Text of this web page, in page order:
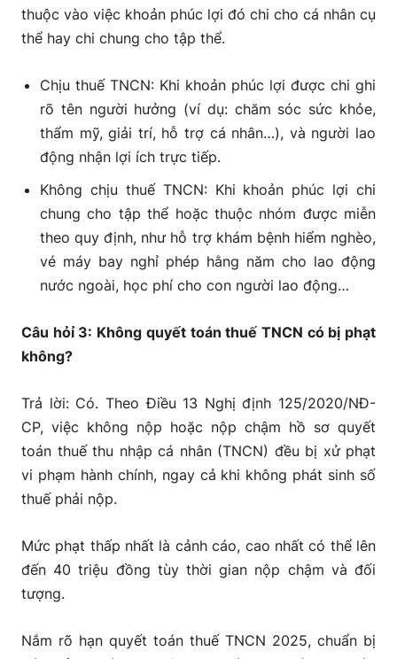
thuộc vào việc khoản phúc lợi đó chi cho cá nhân cụ
thể hay chi chung cho tập thể.
Chịu thuế TNCN: Khi khoản phúc lợi được chi ghi
rõ tên người hưởng (ví dụ: chăm sóc sức khỏe,
thẩm mỹ, giải trí, hỗ trợ cá nhân…), và người lao
động nhận lợi ích trực tiếp.
Không chịu thuế TNCN: Khi khoản phúc lợi chi
chung cho tập thể hoặc thuộc nhóm được miễn
theo quy định, như hỗ trợ khám bệnh hiểm nghèo,
vé máy bay nghỉ phép hằng năm cho lao động
nước ngoài, học phí cho con người lao động…
Câu hỏỉ 3: Không quyết toán thuế TNCN có bị phạt
không?
Trả lời: Có. Theo Điều 13 Nghị định 125/2020/NĐ-
CP, việc không nộp hoặc nộp chậm hồ sơ quyết
toán thuế thu nhập cá nhân (TNCN) đều bị xử phạt
vi phạm hành chính, ngay cả khi không phát sinh số
thuế phải nộp.
Mức phạt thấp nhất là cảnh cáo, cao nhất có thể lên
đến 40 triệu đồng tùy thời gian nộp chậm và đối
tượng.
Nắm rõ hạn quyết toán thuế TNCN 2025, chuẩn bị